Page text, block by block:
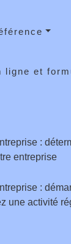
ligne et
:
entreprise
:
une activité